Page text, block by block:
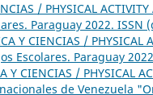
/ PHYSICAL
Paraguay 2022. ISSN
Y CIENCIAS / PHYSICAL
Escolares. Paraguay
Y CIENCIAS / PHYSICAL
de Venezuela